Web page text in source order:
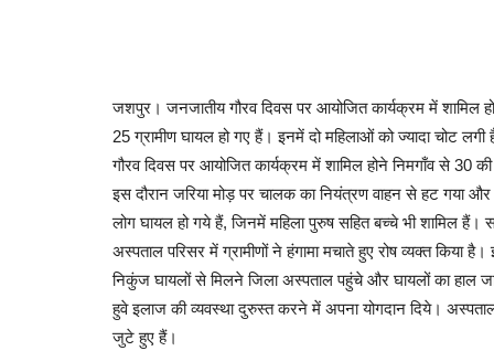
जशपुर। जनजातीय गौरव दिवस पर आयोजित कार्यक्रम में शामिल
25 ग्रामीण घायल हो गए हैं। इनमें दो महिलाओं को ज्यादा चोट
गौरव दिवस पर आयोजित कार्यक्रम में शामिल होने निमगाँव से
इस दौरान जरिया मोड़ पर चालक का नियंत्रण वाहन से हट गया
लोग घायल हो गये हैं, जिनमें महिला पुरुष सहित बच्चे भी शामिल
अस्पताल परिसर में ग्रामीणों ने हंगामा मचाते हुए रोष व्यक्त किया
निकुंज घायलों से मिलने जिला अस्पताल पहुंचे और घायलों का हाल
हुवे इलाज की व्यवस्था दुरुस्त करने में अपना योगदान दिये।
जुटे हुए हैं।